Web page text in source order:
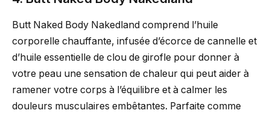
Butt Naked Body Nakedland comprend l’huile
corporelle chauffante, infusée d’écorce de cannelle et
d’huile essentielle de clou de girofle pour donner à
votre peau une sensation de chaleur qui peut aider à
ramener votre corps à l’équilibre et à calmer les
douleurs musculaires embêtantes. Parfaite comme